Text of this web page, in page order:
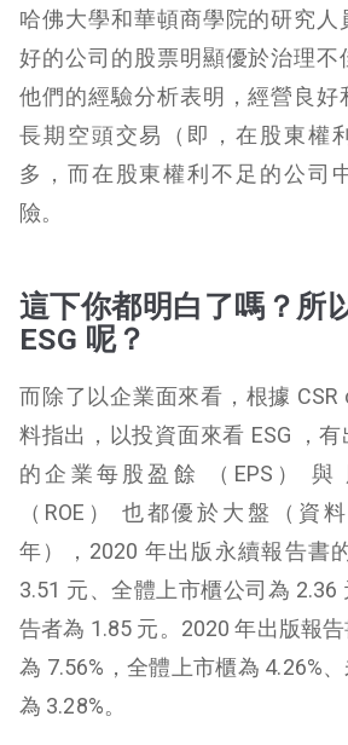
哈佛大學和華頓商學院的研究人
好的公司的股票明顯優於治理不
他們的經驗分析表明，經營良好
長期空頭交易（即，在股東權
多，而在股東權利不足的公司
險。
這下你都明白了嗎？所
ESG 呢？
而除了以企業面來看，根據 CSR
料指出，以投資面來看 ESG ，
的企業每股盈餘 （EPS） 與
（ROE） 也都優於大盤（資
年），2020 年出版永續報告書
3.51 元、全體上市櫃公司為 2.36
告者為 1.85 元。2020 年出版報
為 7.56%，全體上市櫃為 4.26%
為 3.28%。